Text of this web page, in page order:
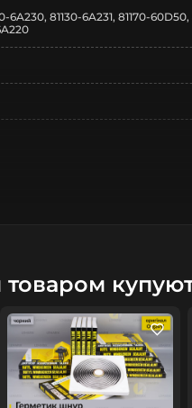
6A230, 81130-6A231, 81170-